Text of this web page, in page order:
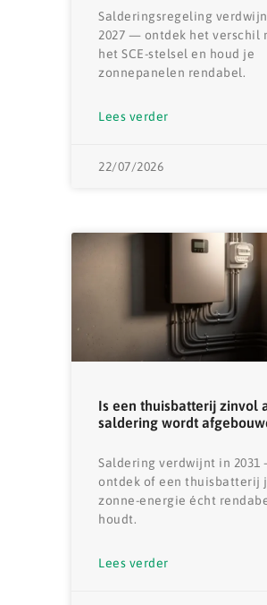
Salderingsregeling
2027 — ontdek het verschil
het SCE-stelsel en houd je
zonnepanelen rendabel.
Lees verder
22/07/2026
Is een thuisbatterij zinvol
saldering wordt
Saldering verdwijnt in 2031
ontdek of een thuisbatterij
zonne-energie écht
houdt.
Lees verder